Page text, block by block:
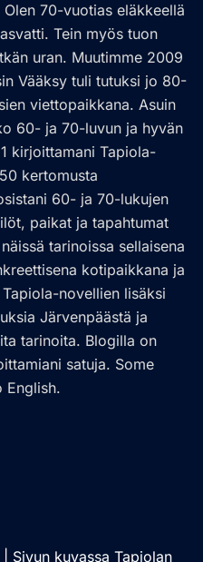
70-vuotias eläkkeellä
Tein myös tuon
uran. Muutimme 2009
Vääksy tuli tutuksi jo 80-
viettopaikkana. Asuin
60- ja 70-luvun ja hyvän
kirjoittamani Tapiola-
kertomusta
60- ja 70-lukujen
paikat ja tapahtumat
tarinoissa sellaisena
kotipaikkana ja
novellien lisäksi
Järvenpäästä ja
tarinoita. Blogilla on
satuja. Some
English.
Sivun kuvassa Tapiolan